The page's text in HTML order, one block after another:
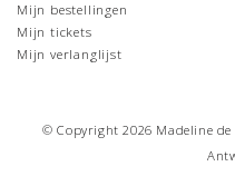
Mijn bestellingen
Mijn tickets
Mijn verlanglijst
© Copyright 2026 Madeline